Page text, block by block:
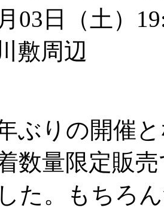
03日（土）
敷周辺
ぶりの開催
数量限定販
た。もちろ